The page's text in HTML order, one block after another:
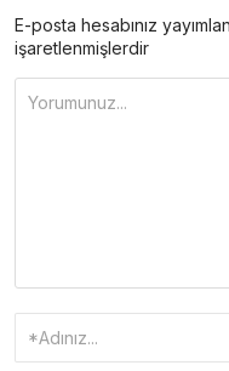
E-posta hesabınız
işaretlenmişlerdir